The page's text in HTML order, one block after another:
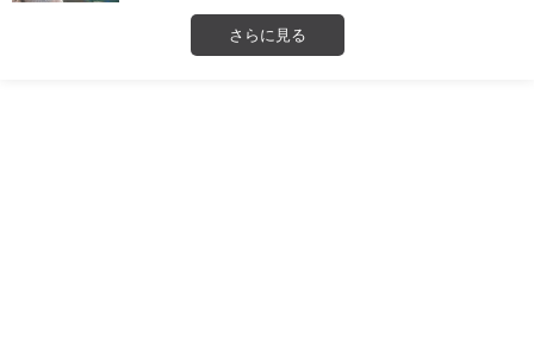
さらに見る